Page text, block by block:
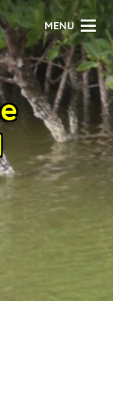
MENU